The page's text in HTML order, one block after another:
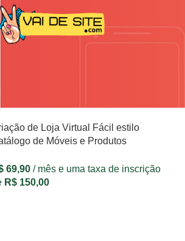
de Loja Virtual Fácil estilo
de Móveis e Produtos
69,90 / mês e uma taxa de inscrição
R$ 150,00